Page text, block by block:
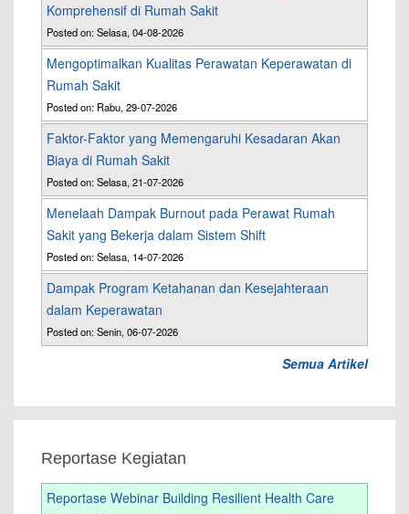
Komprehensif di Rumah Sakit
Posted on: Selasa, 04-08-2026
Mengoptimalkan Kualitas Perawatan Keperawatan di
Rumah Sakit
Posted on: Rabu, 29-07-2026
Faktor-Faktor yang Memengaruhi Kesadaran Akan
Biaya di Rumah Sakit
Posted on: Selasa, 21-07-2026
Menelaah Dampak Burnout pada Perawat Rumah
Sakit yang Bekerja dalam Sistem Shift
Posted on: Selasa, 14-07-2026
Dampak Program Ketahanan dan Kesejahteraan
dalam Keperawatan
Posted on: Senin, 06-07-2026
Semua Artikel
Reportase Kegiatan
Reportase Webinar Building Resilient Health Care